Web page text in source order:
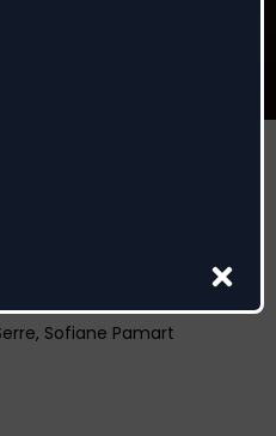
Sofiane Pamart